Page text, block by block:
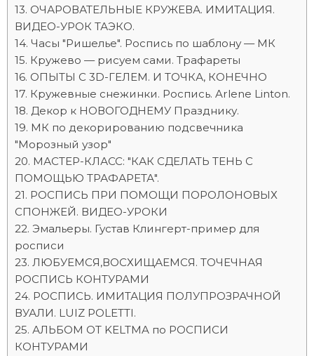
ОЧАРОВАТЕЛЬНЫЕ КРУЖЕВА. ИМИТАЦИЯ.
ВИДЕО-УРОК ТАЭКО.
Часы "Ришелье". Роспись по шаблону — МК
Кружево — рисуем сами. Трафареты
ОПЫТЫ С 3D-ГЕЛЕМ. И ТОЧКА, КОНЕЧНО
Кружевные снежинки. Роспись. Arlene Linton.
Декор к НОВОГОДНЕМУ Празднику.
МК по декорированию подсвечника
"Морозный узор"
МАСТЕР-КЛАСС: "КАК СДЕЛАТЬ ТЕНЬ С
ПОМОЩЬЮ ТРАФАРЕТА".
РОСПИСЬ ПРИ ПОМОЩИ ПОРОЛОНОВЫХ
СПОНЖЕЙ. ВИДЕО-УРОКИ
Эмальеры. Густав Клингерт-пример для
росписи
ЛЮБУЕМСЯ,ВОСХИЩАЕМСЯ. ТОЧЕЧНАЯ
РОСПИСЬ КОНТУРАМИ
РОСПИСЬ. ИМИТАЦИЯ ПОЛУПРОЗРАЧНОЙ
ВУАЛИ. LUIZ POLETTI.
АЛЬБОМ ОТ KELTMA по РОСПИСИ
КОНТУРАМИ